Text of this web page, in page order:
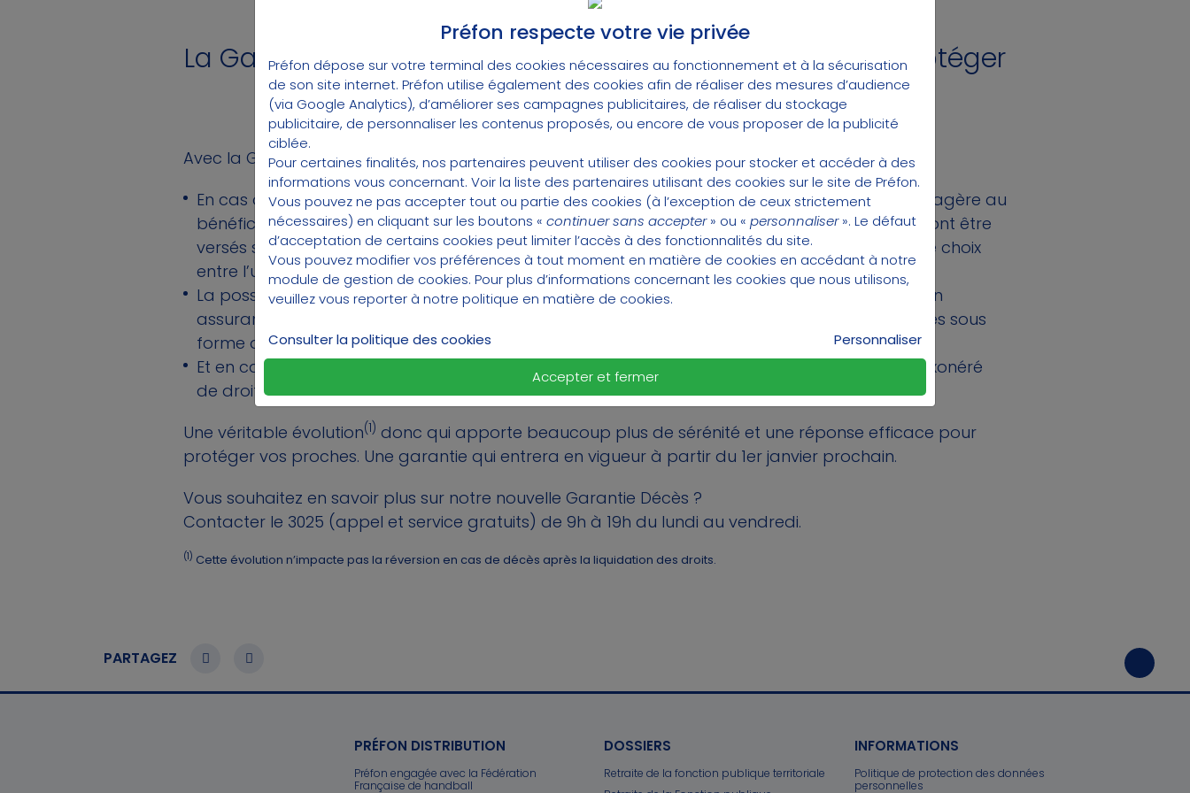
La Garantie Décès, plus de souplesse et la garantie de protéger
ses proches
Avec la Garantie Décès, Préfon apporte plus de souplesse au PER Préfon-Retraite :
En cas de décès de l’affilié, les droits acquis pourront être versés sous la forme d’une rente viagère au
bénéficiaire de la garantie à partir de ses 55 ans, mais, nouveauté !, ces mêmes droits pourront être
versés sous la forme d’un capital qui pourra être perçu immédiatement par le bénéficiaire, le choix
entre l’une ou l’autre de deux possibilités étant à la charge de ce dernier.
La possibilité pour l’affilié de désigner un ou plusieurs bénéficiaires, à l’instar de ce qui existe en
assurance vie. Dans ce cas, les bénéficiaires pourront choisir entre percevoir la garantie décès sous
forme d’une rente ou sous forme de capital à hauteur de leur quote-part.
Et en cas de désignation du conjoint marié ou partenaire de Pacs, celui-ci sera totalement exonéré
de droits à payer
Une véritable évolution(1) donc qui apporte beaucoup plus de sérénité et une réponse efficace pour
protéger vos proches. Une garantie qui entrera en vigueur à partir du 1er janvier prochain.
Vous souhaitez en savoir plus sur notre nouvelle Garantie Décès ?
Contacter le 3025 (appel et service gratuits) de 9h à 19h du lundi au vendredi.
(1) Cette évolution n’impacte pas la réversion en cas de décès après la liquidation des droits.
PARTAGEZ
PRÉFON DISTRIBUTION
Préfon engagée avec la Fédération
Française de handball
DOSSIERS
Retraite de la fonction publique territoriale
INFORMATIONS
Politique de protection des données
personnelles
Préfon respecte votre vie privée
Préfon dépose sur votre terminal des cookies nécessaires au fonctionnement et à la sécurisation
de son site internet. Préfon utilise également des cookies afin de réaliser des mesures d’audience
(via Google Analytics), d’améliorer ses campagnes publicitaires, de réaliser du stockage
publicitaire, de personnaliser les contenus proposés, ou encore de vous proposer de la publicité
ciblée.
Pour certaines finalités, nos partenaires peuvent utiliser des cookies pour stocker et accéder à des
informations vous concernant. Voir la liste des partenaires utilisant des cookies sur le site de Préfon.
Vous pouvez ne pas accepter tout ou partie des cookies (à l’exception de ceux strictement
nécessaires) en cliquant sur les boutons « continuer sans accepter» ou « personnaliser». Le défaut
d’acceptation de certains cookies peut limiter l’accès à des fonctionnalités du site.
Vous pouvez modifier vos préférences à tout moment en matière de cookies en accédant à notre
module de gestion de cookies. Pour plus d’informations concernant les cookies que nous utilisons,
veuillez vous reporter à notre politique en matière de cookies.
Consulter la politique des cookies
Personnaliser
Accepter et fermer